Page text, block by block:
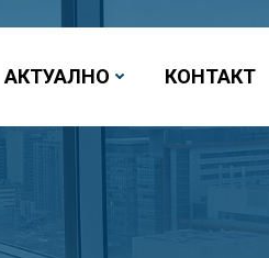
АКТУАЛНО КОНТАКТ